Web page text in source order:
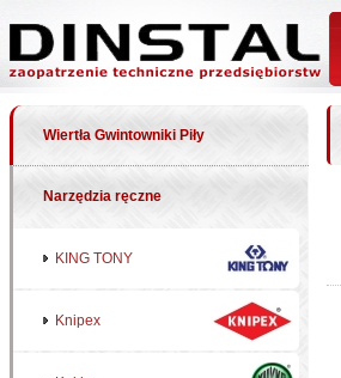
Wiertła Gwintowniki Piły
Narzędzia ręczne
KING TONY
Knipex